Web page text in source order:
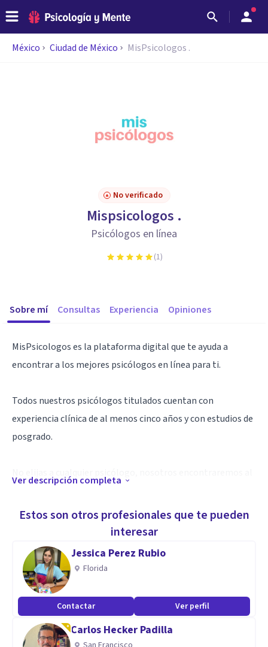
México Ciudad de México MisPsicologos .
No verificado
Mispsicologos .
Psicólogos en línea
(1)
Sobre mí Consultas Experiencia Opiniones
MisPsicologos es la plataforma digital que te ayuda a
encontrar a los mejores psicólogos en línea para ti.
Todos nuestros psicólogos titulados cuentan con
experiencia clínica de al menos cinco años y con estudios de
posgrado.
Nuestros psicólogos son especialistas en distintos temas
de la Psicología como depresión, ansiedad, estrés,
trastornos de la alimentación y relaciones interpersonales.
Te apoyamos con diversas terapias, como la psicoterapia
psicoanalítica y la cognitivo conductual.
Ver descripción completa
Estos son otros profesionales que te pueden
interesar
Jessica Perez Rubio
Florida
Contactar Ver perfil
Carlos Hecker Padilla